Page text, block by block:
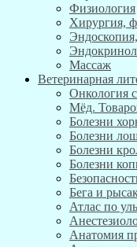
Физиология
Хирургия,
Массаж
Ветеринарная
Онкология
Мёд.
Болезни
Болезни
Болезни
Болезни
Бега и
Атлас по
Анатомия